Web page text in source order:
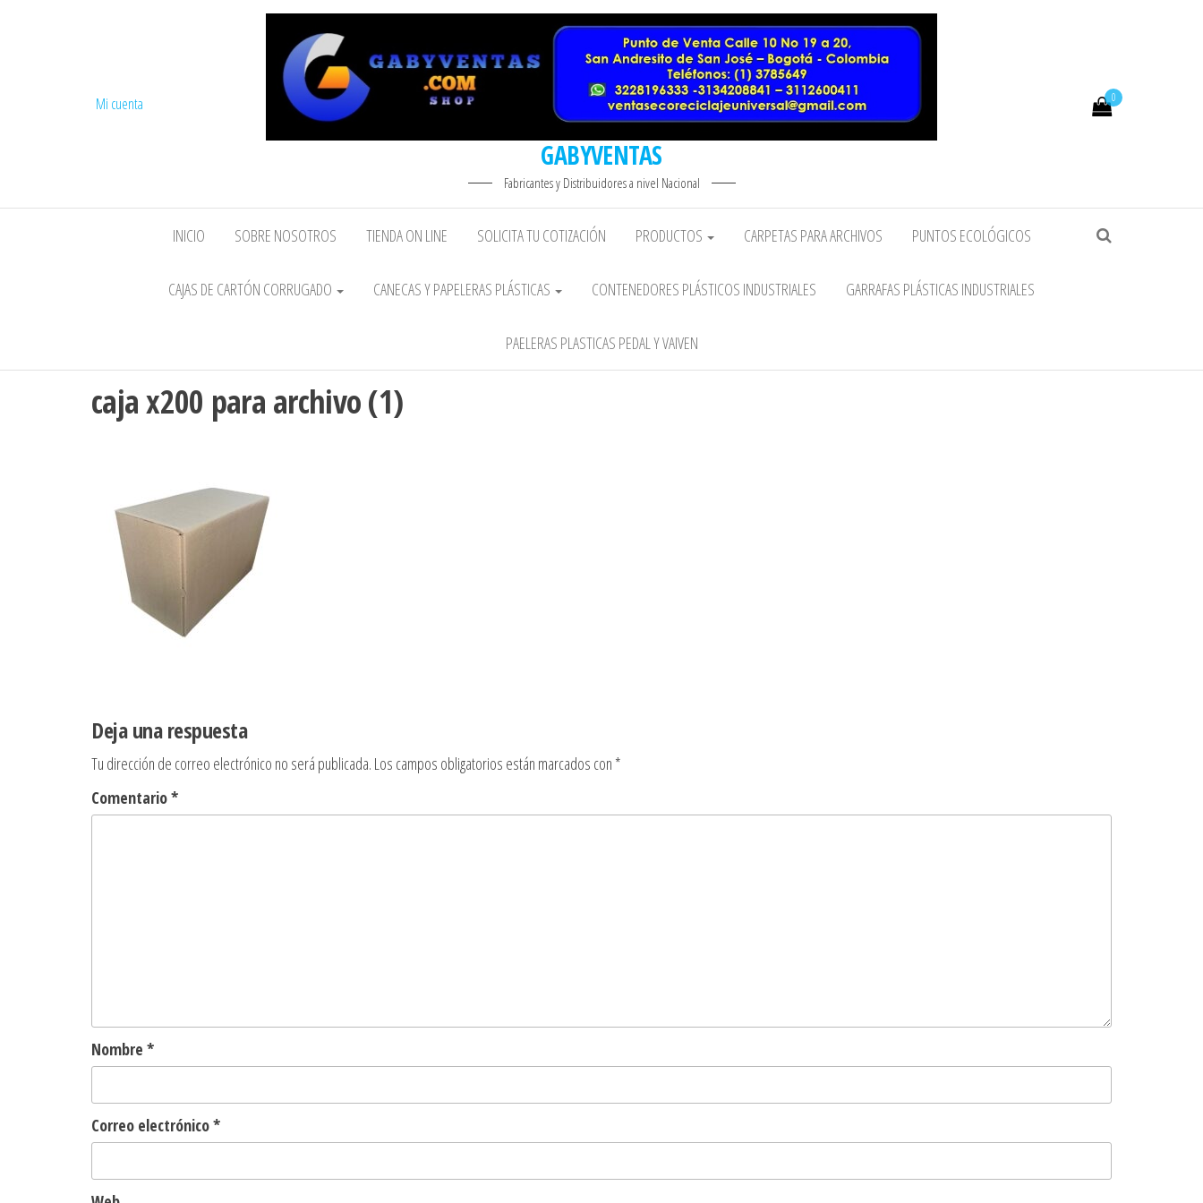
GABYVENTAS
Fabricantes y Distribuidores a nivel Nacional
0
Mi cuenta
INICIO SOBRE NOSOTROS TIENDA ON LINE SOLICITA TU COTIZACIÓN PRODUCTOS CARPETAS PARA ARCHIVOS PUNTOS ECOLÓGICOS
CAJAS DE CARTÓN CORRUGADO CANECAS Y PAPELERAS PLÁSTICAS CONTENEDORES PLÁSTICOS INDUSTRIALES GARRAFAS PLÁSTICAS INDUSTRIALES
PAELERAS PLASTICAS PEDAL Y VAIVEN
caja x200 para archivo (1)
Deja una respuesta
Tu dirección de correo electrónico no será publicada. Los campos obligatorios están marcados con *
Comentario*
Nombre *
Correo electrónico*